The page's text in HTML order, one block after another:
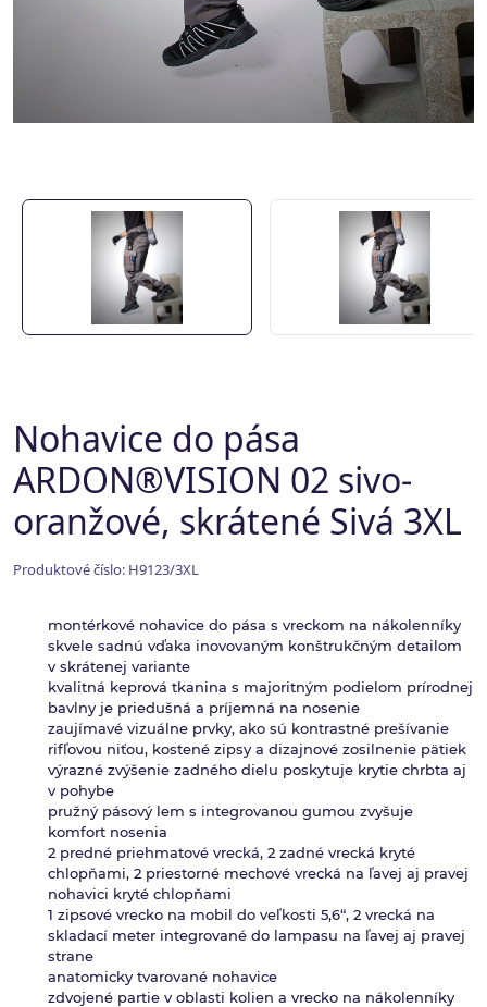
Nohavice do pása
ARDON®VISION 02 sivo-
oranžové, skrátené Sivá 3XL
Produktové číslo: H9123/3XL
montérkové nohavice do pása s vreckom na nákolenníky
skvele sadnú vďaka inovovaným konštrukčným detailom
v skrátenej variante
kvalitná keprová tkanina s majoritným podielom prírodnej
bavlny je priedušná a príjemná na nosenie
zaujímavé vizuálne prvky, ako sú kontrastné prešívanie
rifľovou niťou, kostené zipsy a dizajnové zosilnenie pätiek
výrazné zvýšenie zadného dielu poskytuje krytie chrbta aj
v pohybe
pružný pásový lem s integrovanou gumou zvyšuje
komfort nosenia
2 predné priehmatové vrecká, 2 zadné vrecká kryté
chlopňami, 2 priestorné mechové vrecká na ľavej aj pravej
nohavici kryté chlopňami
1 zipsové vrecko na mobil do veľkosti 5,6“, 2 vrecká na
skladací meter integrované do lampasu na ľavej aj pravej
strane
anatomicky tvarované nohavice
zdvojené partie v oblasti kolien a vrecko na nákolenníky